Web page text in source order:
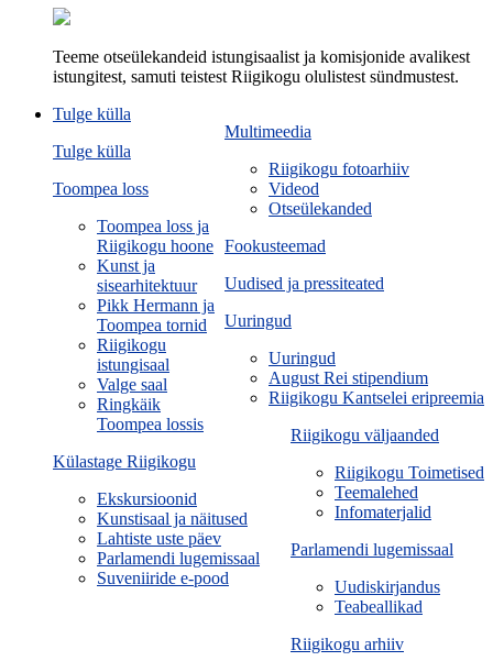
Teeme otseülekandeid istungisaalist ja komisjonide avalikest
istungitest, samuti teistest Riigikogu olulistest sündmustest.
Multimeedia
Riigikogu fotoarhiiv
Videod
Otseülekanded
Fookusteemad
Uudised ja pressiteated
Uuringud
Uuringud
August Rei stipendium
Riigikogu Kantselei eripreemia
Riigikogu väljaanded
Riigikogu Toimetised
Teemalehed
Infomaterjalid
Parlamendi lugemissaal
Uudiskirjandus
Teabeallikad
Riigikogu arhiiv
Tulge külla
Tulge külla
Toompea loss
Toompea loss ja
Riigikogu hoone
Kunst ja
sisearhitektuur
Pikk Hermann ja
Toompea tornid
Riigikogu
istungisaal
Valge saal
Ringkäik
Toompea lossis
Külastage Riigikogu
Ekskursioonid
Kunstisaal ja näitused
Lahtiste uste päev
Parlamendi lugemissaal
Suveniiride e-pood